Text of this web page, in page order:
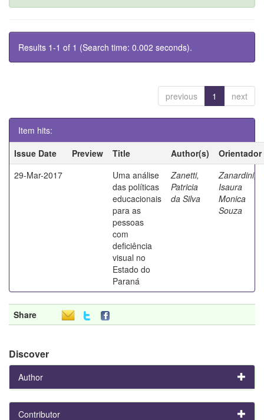
Results 1-1 of 1 (Search time: 0.002 seconds).
previous 1 next
Item hits:
Issue Date
Preview Title Author(s)
Orientador
29-Mar-2017
Uma análise
das políticas
educacionais
para as
pessoas
com
deficiência
visual no
Estado do
Paraná
Zanetti,
Patricia
da Silva
Zanardini,
Isaura
Monica
Souza
Share
Discover
Author
Contributor